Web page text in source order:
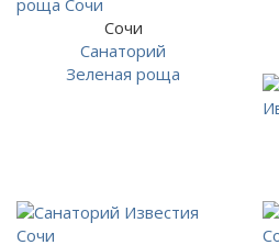
Сочи
Санаторий
Зеленая роща